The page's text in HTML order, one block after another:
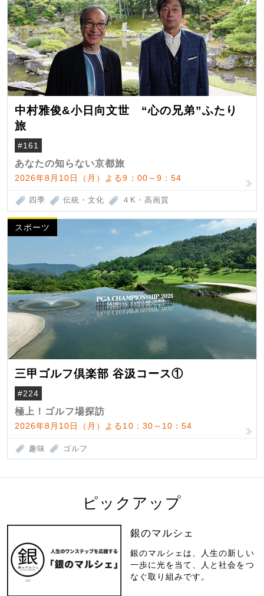
中村雅俊&小日向文世 “心の兄弟”ふたり
旅
#161
あなたの知らない京都旅
2026年8月10日（月）よる9：00～9：54
四季 伝統・文化 ４K・高画質
スポーツ
三甲ゴルフ倶楽部 谷汲コース①
#224
極上！ゴルフ場探訪
2026年8月10日（月）よる10：30～10：54
趣味 ゴルフ
ピックアップ
銀のマルシェ
銀のマルシェは、人生の新しい
一歩に光を当て、人と社会をつ
なぐ取り組みです。